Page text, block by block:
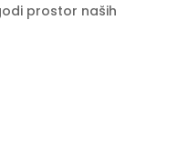
prostor naših